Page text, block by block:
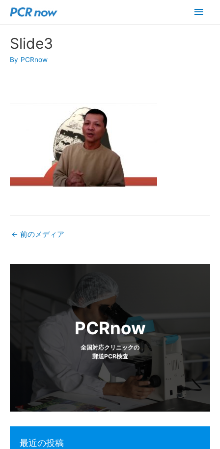
メ
Slide3
By PCRnow
投
ョ
ン
← 前のメディア
PCRnow
全国対応クリニックの
郵送PCR検査
最近の投稿